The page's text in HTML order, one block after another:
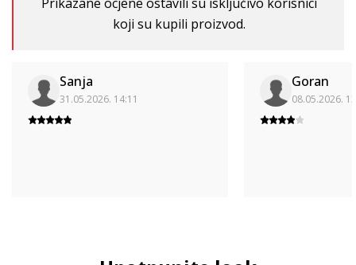
koji su kupili proizvod.
Sanja
31.05.2026. 14:11
Goran
08.05.2026.